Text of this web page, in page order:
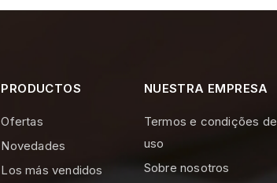
PRODUCTOS
Ofertas
Novedades
Los más vendidos
NUESTRA EMPRESA
Termos e condições de
uso
Sobre nosotros